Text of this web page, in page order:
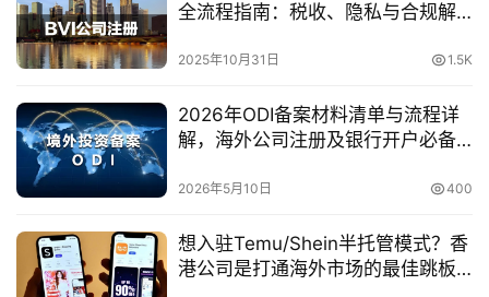
全流程指南：税收、隐私与合规解
2025年10月31日 1.5K
2026年ODI备案材料清单与流程详
解，海外公司注册及银行开户必备
2026年5月10日 400
想入驻Temu/Shein半托管模式？香
港公司是打通海外市场的最佳跳板